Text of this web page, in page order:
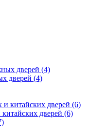
дверей (4)
дверей (6)